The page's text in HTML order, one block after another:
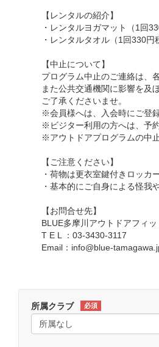
【レンタルの紹介】
・レンタルヨガマット（1回
・レンタルタオル（1回330円
【中止について】
プログラム中止のご連絡は、
また公共交通機関に影響を及
ご了承くださいませ。
※会員様へは、入会時にご登
※ビジター利用の方へは、予
※アウトドアプログラムの中
【ご注意ください】
・荷物は更衣室鍵付きロッカ
・基本的にご自身による怪我
【お問合せ先】
BLUE多摩川アウトドアフィ
T E L ：03-3430-3117
Email：info@blue-
所属クラブ 必須